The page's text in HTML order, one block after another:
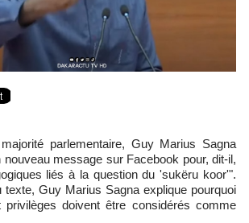
nouveau message sur Facebook pour, dit-il,
liés à la question du 'sukëru koor'".
texte, Guy Marius Sagna explique pourquoi
doivent être considérés comme